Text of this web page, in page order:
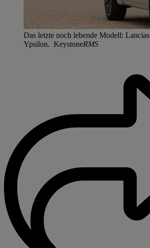
Das letzte noch lebende Modell: Lancias
Ypsilon. KeystoneRMS